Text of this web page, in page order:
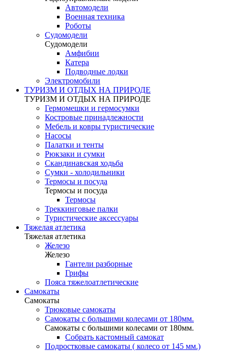
Автомодели
Военная техника
Роботы
Судомодели
Судомодели
Амфибии
Катера
Подводные лодки
Электромобили
ТУРИЗМ И ОТДЫХ НА ПРИРОДЕ
ТУРИЗМ И ОТДЫХ НА ПРИРОДЕ
Гермомешки и гермосумки
Костровые принадлежности
Мебель и ковры туристические
Насосы
Палатки и тенты
Рюкзаки и сумки
Скандинавская ходьба
Сумки - холодильники
Термосы и посуда
Термосы и посуда
Термосы
Треккинговые палки
Туристические аксессуары
Тяжелая атлетика
Тяжелая атлетика
Железо
Железо
Гантели разборные
Грифы
Пояса тяжелоатлетические
Самокаты
Самокаты
Трюковые самокаты
Самокаты с большими колесами от 180мм.
Самокаты с большими колесами от 180мм.
Собрать кастомный самокат
Подростковые самокаты ( колесо от 145 мм.)